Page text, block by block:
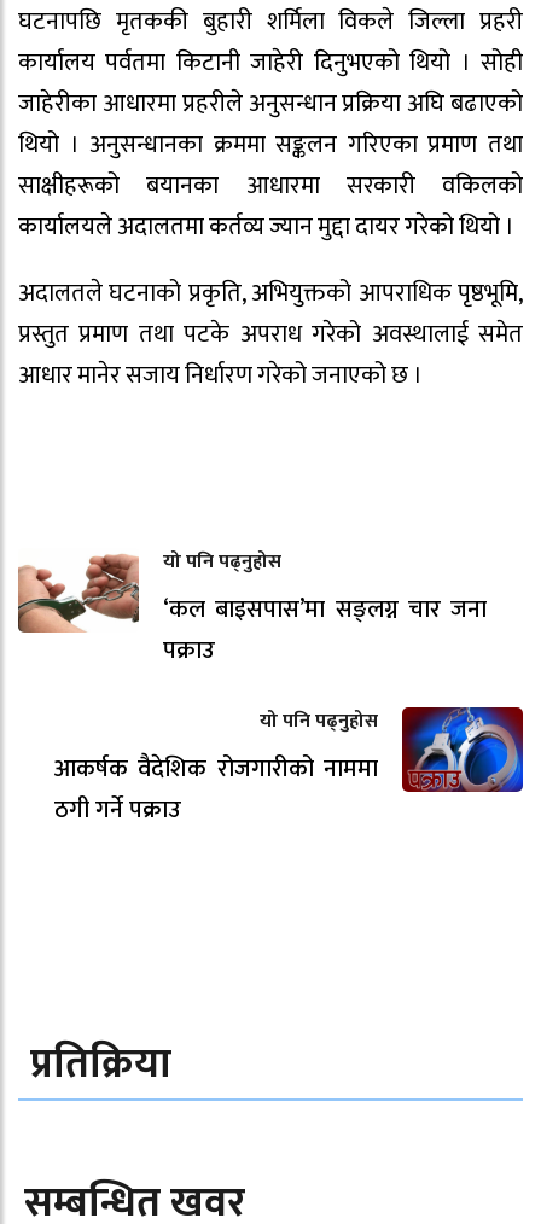
घटनापछि मृतककी बुहारी शर्मिला विकले जिल्ला प्रहरी
कार्यालय पर्वतमा किटानी जाहेरी दिनुभएको थियो । सोही
जाहेरीका आधारमा प्रहरीले अनुसन्धान प्रक्रिया अघि बढाएको
थियो । अनुसन्धानका क्रममा सङ्कलन गरिएका प्रमाण तथा
साक्षीहरूको बयानका आधारमा सरकारी वकिलको
कार्यालयले अदालतमा कर्तव्य ज्यान मुद्दा दायर गरेको थियो ।
अदालतले घटनाको प्रकृति, अभियुक्तको आपराधिक पृष्ठभूमि,
प्रस्तुत प्रमाण तथा पटके अपराध गरेको अवस्थालाई समेत
आधार मानेर सजाय निर्धारण गरेको जनाएको छ ।
यो पनि पढ्नुहोस
‘कल बाइसपास’मा सङ्लग्न चार जना
पक्राउ
यो पनि पढ्नुहोस
आकर्षक वैदेशिक रोजगारीको नाममा
ठगी गर्ने पक्राउ
प्रतिक्रिया
सम्बन्धित खवर